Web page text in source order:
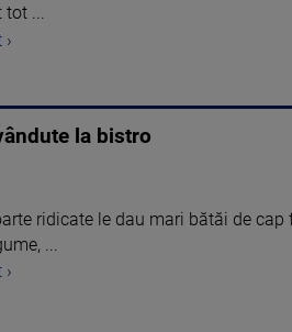
tot ...
la bistro
ridicate le dau mari bătăi de cap
...